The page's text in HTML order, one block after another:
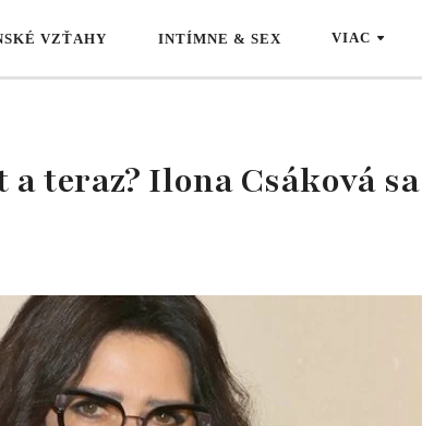
VZŤAHY INTÍMNE & SEX VIAC
teraz? Ilona Csáková